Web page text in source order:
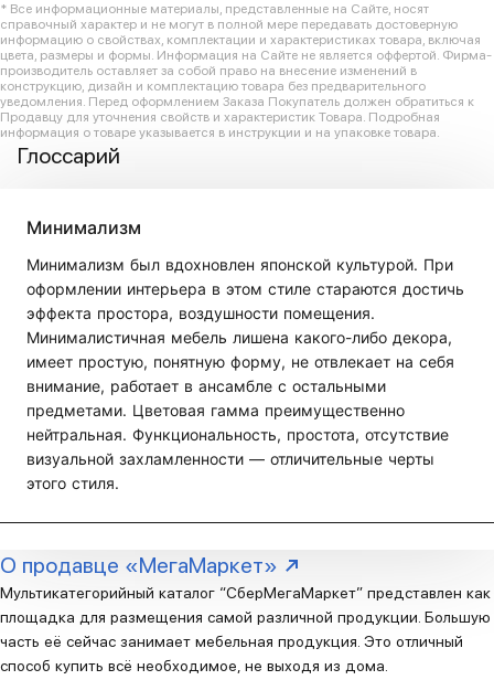
* Все информационные материалы, представленные на Сайте, носят
справочный характер и не могут в полной мере передавать достоверную
информацию о свойствах, комплектации и характеристиках товара, включая
цвета, размеры и формы. Информация на Сайте не является оффертой. Фирма-
производитель оставляет за собой право на внесение изменений в
конструкцию, дизайн и комплектацию товара без предварительного
уведомления. Перед оформлением Заказа Покупатель должен обратиться к
Продавцу для уточнения свойств и характеристик Товара. Подробная
информация о товаре указывается в инструкции и на упаковке товара.
Глоссарий
Минимализм
Минимализм был вдохновлен японской культурой. При
оформлении интерьера в этом стиле стараются достичь
эффекта простора, воздушности помещения.
Минималистичная мебель лишена какого-либо декора,
имеет простую, понятную форму, не отвлекает на себя
внимание, работает в ансамбле с остальными
предметами. Цветовая гамма преимущественно
нейтральная. Функциональность, простота, отсутствие
визуальной захламленности — отличительные черты
этого стиля.
О продавце «МегаМаркет»
Мультикатегорийный каталог “СберМегаМаркет” представлен как
площадка для размещения самой различной продукции. Большую
часть её сейчас занимает мебельная продукция. Это отличный
способ купить всё необходимое, не выходя из дома.